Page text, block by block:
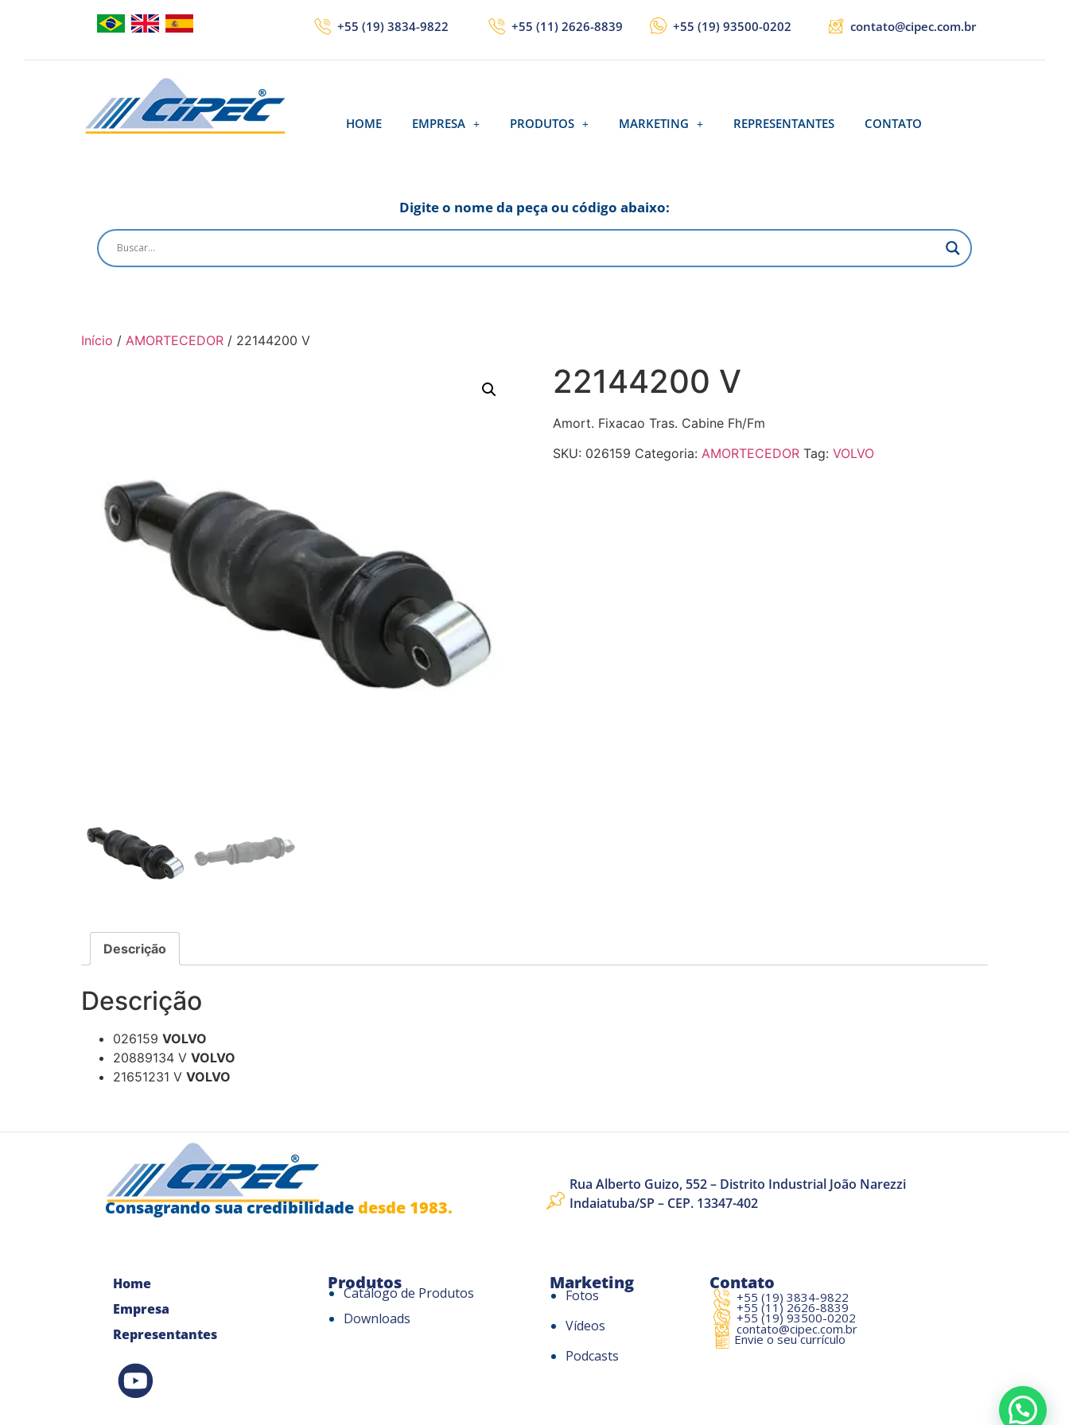
+55 (19) 3834-9822 +55 (11) 2626-8839 +55 (19) 93500-0202 contato@cipec.com.br
HOME EMPRESA PRODUTOS MARKETING REPRESENTANTES CONTATO
Digite o nome da peça ou código abaixo:
Início / AMORTECEDOR / 22144200 V
22144200 V
Amort. Fixacao Tras. Cabine Fh/Fm
SKU: 026159 Categoria: AMORTECEDOR Tag: VOLVO
Descrição
Descrição
026159 VOLVO
20889134 V VOLVO
21651231 V VOLVO
Consagrando sua credibilidadedesde 1983.
Rua Alberto Guizo, 552 – Distrito Industrial João Narezzi
Indaiatuba/SP – CEP. 13347-402
Home
Empresa
Representantes
Produtos
Catálogo de Produtos
Downloads
Marketing
Fotos
Vídeos
Podcasts
Contato
+55 (19) 3834-9822
+55 (11) 2626-8839
+55 (19) 93500-0202
contato@cipec.com.br
Envie o seu currículo